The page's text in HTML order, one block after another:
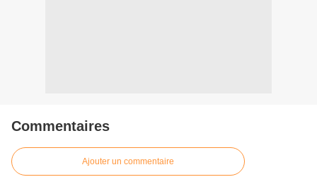
Commentaires
Ajouter un commentaire